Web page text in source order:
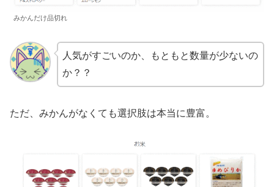
みかんだけ品切れ
人気がすごいのか、もともと数量が少ないの
か？？
ただ、みかんがなくても選択肢は本当に豊富。